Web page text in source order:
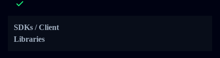
SDKs / Client
Libraries